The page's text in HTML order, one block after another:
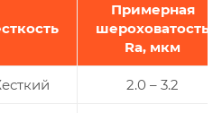
Примерная
шероховатость
Ra, мкм
2.0 – 3.2